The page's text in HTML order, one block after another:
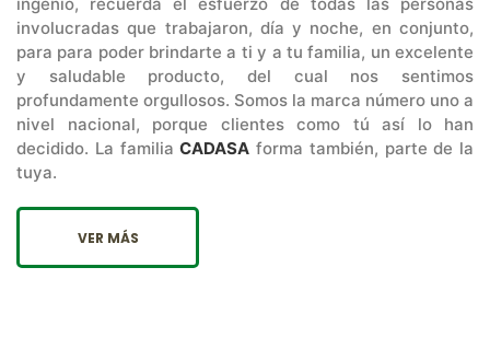
involucradas que trabajaron, día y noche, en conjunto,
para para poder brindarte a ti y a tu familia, un excelente
y saludable producto, del cual nos sentimos
profundamente orgullosos. Somos la marca número uno a
nivel nacional, porque clientes como tú así lo han
decidido. La familiaCADASA forma también, parte de la
tuya.
VER MÁS